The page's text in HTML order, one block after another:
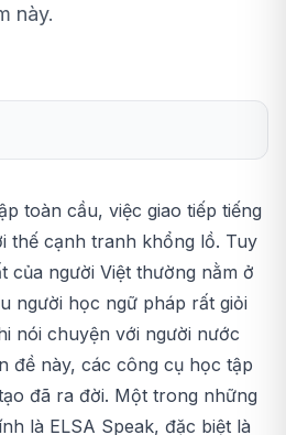
này.
toàn cầu, việc giao tiếp tiếng
thế cạnh tranh khổng lồ. Tuy
của người Việt thường nằm ở
người học ngữ pháp rất giỏi
nói chuyện với người nước
đề này, các công cụ học tập
đã ra đời. Một trong những
là ELSA Speak, đặc biệt là